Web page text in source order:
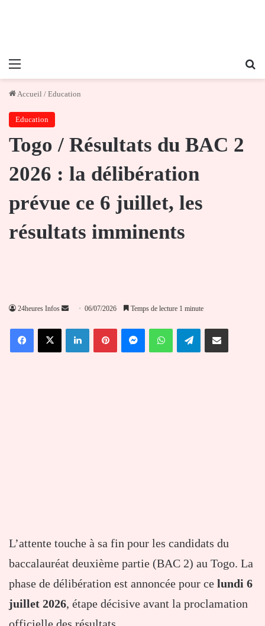
Menu
Accueil / Education
Education
Togo / Résultats du BAC 2
2026 : la délibération
prévue ce 6 juillet, les
résultats imminents
24heures Infos
Envoyer
courriel
06/07/2026 Temps de lecture 1 minute
FacebookX LinkedinPinterestMessengerWhatsAppTelegramPartager par email
L’attente touche à sa fin pour les candidats du
baccalauréat deuxième partie (BAC 2) au Togo. La
phase de délibération est annoncée pour ce lundi 6
juillet 2026, étape décisive avant la proclamation